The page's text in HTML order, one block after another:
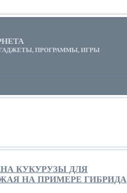
ПРОГРАММЫ, ИГРЫ
КУКУРУЗЫ ДЛЯ
НА ПРИМЕРЕ ГИБРИДА